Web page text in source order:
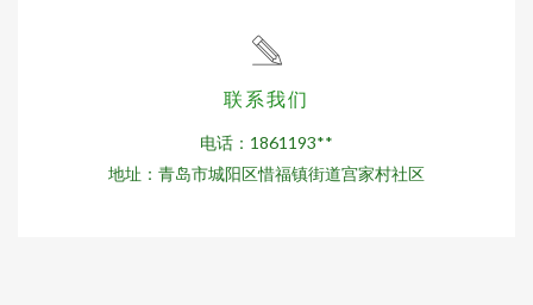
联系我们
电话：1861193**
地址：青岛市城阳区惜福镇街道宫家村社区